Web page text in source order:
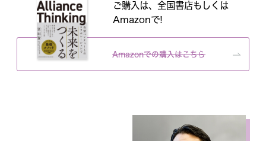
ご購入は、全国書店もしくは
Amazonで!
Amazonでの購入はこちら